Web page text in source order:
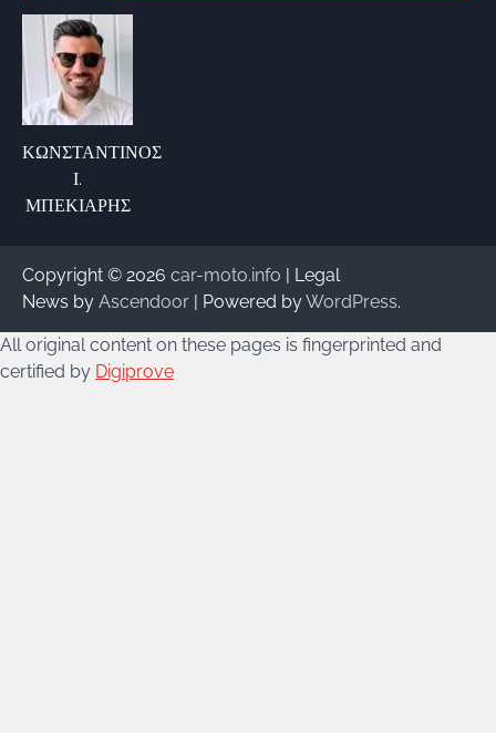
ΚΩΝΣΤΑΝΤΙΝΟΣ
Ι.
ΜΠΕΚΙΑΡΗΣ
Copyright © 2026 car-moto.info | Legal
News by Ascendoor | Powered byWordPress.
All original content on these pages is fingerprinted and
certified by Digiprove